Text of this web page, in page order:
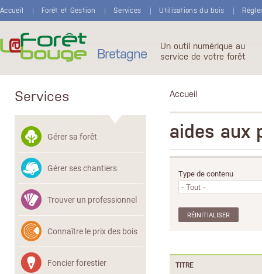
Accueil
Forêt et Gestion Services Utilisations du bois
Bretagne
Un outil numérique au
service de votre forêt
Services
Gérer sa forêt
Gérer ses chantiers
Trouver un professionnel
Connaître le prix des bois
Foncier forestier
Accueil
aides aux
Type de contenu
TITRE